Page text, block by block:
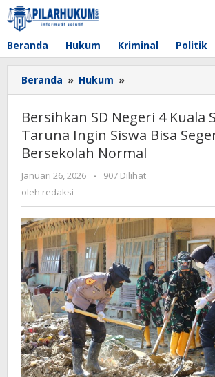
Lewati
ke
konten
Beranda Hukum Kriminal Politik
Beranda » Hukum »
SD
4
Kuala
Simpang,
Ingin
Bisa
Segera
Bersekolah
Normal
Bersihkan SD Negeri 4 Kuala
Taruna Ingin Siswa Bisa
Bersekolah Normal
Januari 26, 2026
oleh
-
907 Dilihat
oleh redaksi